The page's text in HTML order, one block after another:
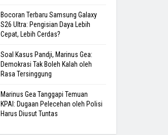
Bocoran Terbaru Samsung Galaxy
S26 Ultra: Pengisian Daya Lebih
Cepat, Lebih Cerdas?
Soal Kasus Pandji, Marinus Gea:
Demokrasi Tak Boleh Kalah oleh
Rasa Tersinggung
Marinus Gea Tanggapi Temuan
KPAI: Dugaan Pelecehan oleh Polisi
Harus Diusut Tuntas